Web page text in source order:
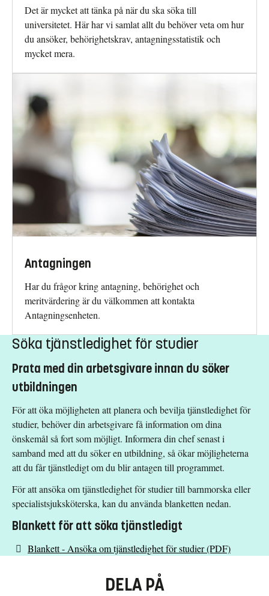
Det är mycket att tänka på när du ska söka till
universitetet. Här har vi samlat allt du behöver veta om hur
du ansöker, behörighetskrav, antagningsstatistik och
mycket mera.
Antagningen
Har du frågor kring antagning, behörighet och
meritvärdering är du välkommen att kontakta
Antagningsenheten.
Söka tjänstledighet för studier
Prata med din arbetsgivare innan du söker
utbildningen
För att öka möjligheten att planera och bevilja tjänstledighet för
studier, behöver din arbetsgivare få information om dina
önskemål så fort som möjligt. Informera din chef senast i
samband med att du söker en utbildning, så ökar möjligheterna
att du får tjänstledigt om du blir antagen till programmet.
För att ansöka om tjänstledighet för studier till barnmorska eller
specialistsjuksköterska, kan du använda blanketten nedan.
Blankett för att söka tjänstledigt
Blankett - Ansöka om tjänstledighet för studier (PDF)
DELA PÅ